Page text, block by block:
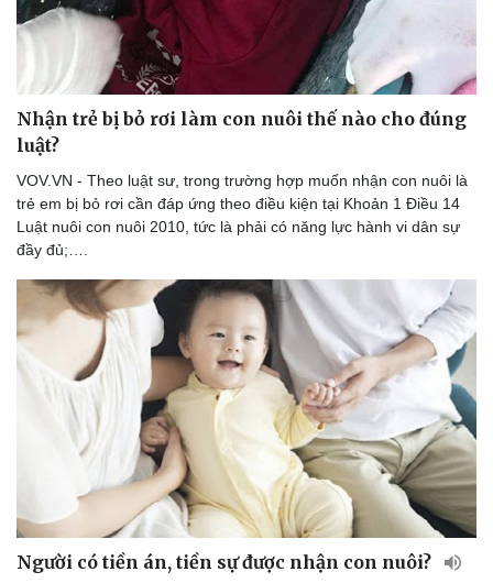
Nhận trẻ bị bỏ rơi làm con nuôi thế nào cho đúng
luật?
VOV.VN - Theo luật sư, trong trường hợp muốn nhận con nuôi là
trẻ em bị bỏ rơi cần đáp ứng theo điều kiện tại Khoản 1 Điều 14
Luật nuôi con nuôi 2010, tức là phải có năng lực hành vi dân sự
đầy đủ;….
Người có tiền án, tiền sự được nhận con nuôi?